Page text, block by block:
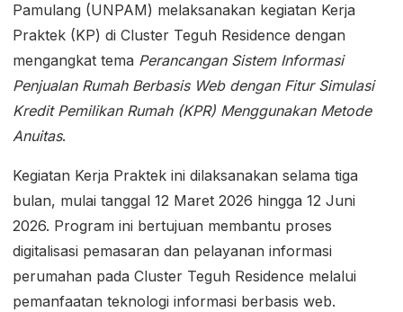
Pamulang (UNPAM) melaksanakan kegiatan Kerja
Praktek (KP) di Cluster Teguh Residence dengan
mengangkat tema Perancangan Sistem Informasi
Penjualan Rumah Berbasis Web dengan Fitur Simulasi
Kredit Pemilikan Rumah (KPR) Menggunakan Metode
Anuitas.
Kegiatan Kerja Praktek ini dilaksanakan selama tiga
bulan, mulai tanggal 12 Maret 2026 hingga 12 Juni
2026. Program ini bertujuan membantu proses
digitalisasi pemasaran dan pelayanan informasi
perumahan pada Cluster Teguh Residence melalui
pemanfaatan teknologi informasi berbasis web.